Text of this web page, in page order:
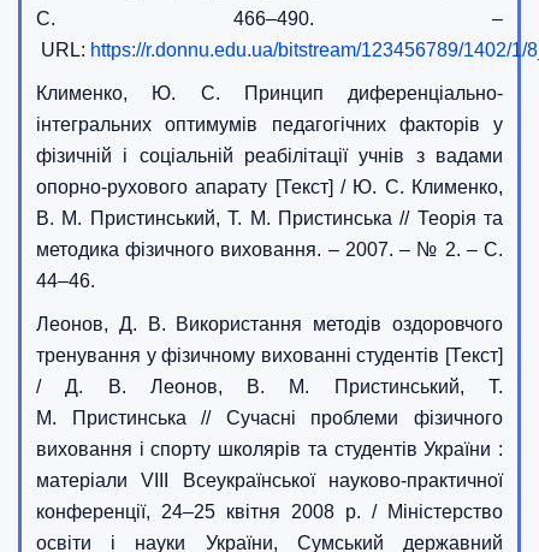
С. 466–490. –
URL: https://r.donnu.edu.ua/bitstream/123456789/1402/
Клименко, Ю. С. Принцип диференціально-
інтегральних оптимумів педагогічних факторів у
фізичній і соціальній реабілітації учнів з вадами
опорно-рухового апарату [Текст] / Ю. С. Клименко,
В. М. Пристинський, Т. М. Пристинська // Теорія та
методика фізичного виховання. – 2007. – № 2. – С.
44–46.
Леонов, Д. В. Використання методів оздоровчого
тренування у фізичному вихованні студентів [Текст]
/ Д. В. Леонов, В. М. Пристинський, Т.
М. Пристинська // Сучасні проблеми фізичного
виховання і спорту школярів та студентів України :
матеріали VIII Всеукраїнської науково-практичної
конференції, 24–25 квітня 2008 р. / Міністерство
освіти і науки України, Сумський державний